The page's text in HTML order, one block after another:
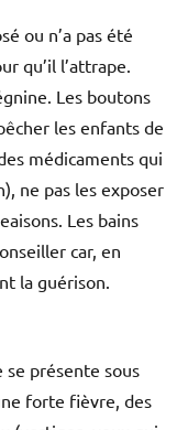
ou n’a pas été
qu’il l’attrape.
Les boutons
les enfants de
médicaments qui
ne pas les exposer
Les bains
car, en
la guérison.
présente sous
forte fièvre, des